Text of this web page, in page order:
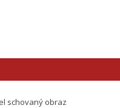
schovaný obraz